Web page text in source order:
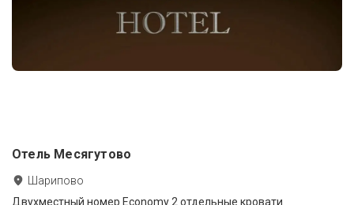
Отель Месягутово
Шарипово
Двухместный номер Economy 2 отдельные кровати